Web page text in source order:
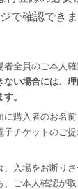
で確認でき
全員のご本人
ない場合には、
。
購入者のお名
チケットのご
入場をお断りさ
、ご本人確認が